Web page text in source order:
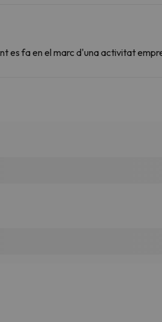
es fa en el marc d'una activitat